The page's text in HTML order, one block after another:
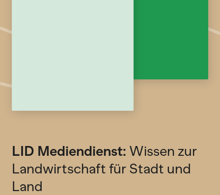
LID Mediendienst: Wissen zur
Landwirtschaft für Stadt und
Land